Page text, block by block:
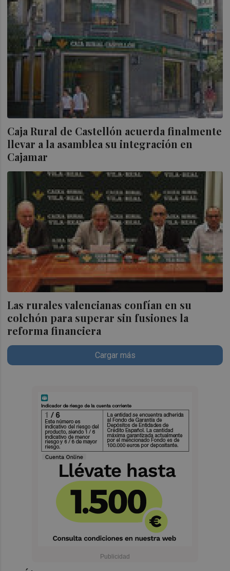
Caja Rural de Castellón acuerda finalmente
llevar a la asamblea su integración en
Cajamar
Las rurales valencianas confían en su
colchón para superar sin fusiones la
reforma financiera
Cargar más